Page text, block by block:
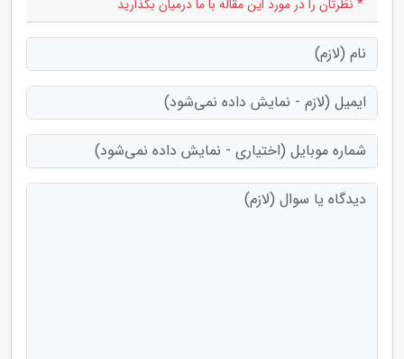
* نظرتان را در مورد این مقاله با ما درمیان بگذارید